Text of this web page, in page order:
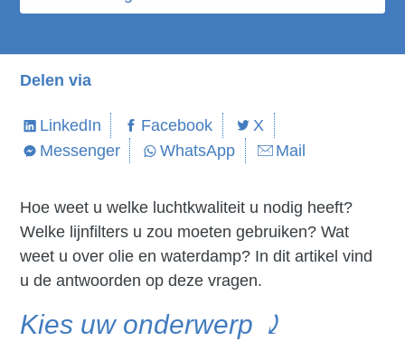
Delen via
LinkedIn Facebook
X
Messenger
WhatsApp Mail
Hoe weet u welke luchtkwaliteit u nodig heeft?
Welke lijnfilters u zou moeten gebruiken? Wat
weet u over olie en waterdamp? In dit artikel vind
u de antwoorden op deze vragen.
Kies uw onderwerp ⤸